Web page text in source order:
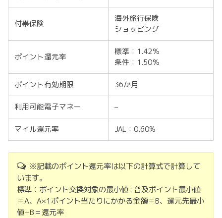
付帯保険
海外旅行保険
ショッピング
ポイント還元率
標準：1.42％
条件：1.50％
ポイント有効期限 36か月
利用可能電子マネー –
マイル還元率 JAL：0.60%
※記載のポイント還元率は以下の計算式で計算して
います。
標準：ポイント交換対象の最小値÷普及ポイント最小値
＝A、A×1ポイント当たりにかかる金額＝B、還元先最小
値÷B＝還元率